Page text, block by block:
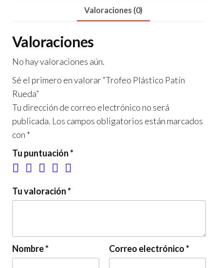
Valoraciones (0)
Valoraciones
No hay valoraciones aún.
Sé el primero en valorar “Trofeo Plástico Patín
Rueda”
Tu dirección de correo electrónico no será
publicada. Los campos obligatorios están marcados
con *
Tu puntuación*
Tu valoración*
Nombre* Correo electrónico*